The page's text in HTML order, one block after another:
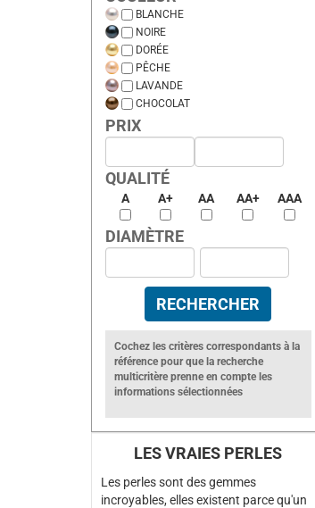
BLANCHE
NOIRE
DORÉE
PÊCHE
LAVANDE
CHOCOLAT
PRIX
QUALITÉ
A A+ AA AA+ AAA
DIAMÈTRE
Cochez les critères correspondants à la
référence pour que la recherche
multicritère prenne en compte les
informations sélectionnées
LES VRAIES PERLES
Les perles sont des gemmes
incroyables, elles existent parce qu'un